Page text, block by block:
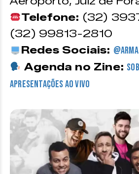
Telefone: (32)
(32) 99813-2810
Redes Sociais:
Agenda no Zine:
apresentações ao vivo